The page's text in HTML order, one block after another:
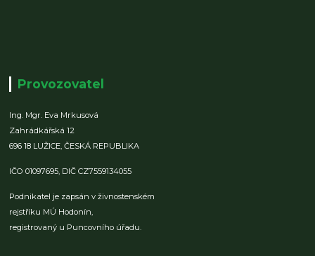
Provozovatel
Ing. Mgr. Eva Mrkusová
Zahrádkářská 12
696 18 LUŽICE,ČESKÁ REPUBLIKA
IČO 01097695, DIČ CZ7559134055
Podnikatel je zapsán v živnostenském
rejstříku MÚ Hodonín,
registrovaný u Puncovního úřadu.